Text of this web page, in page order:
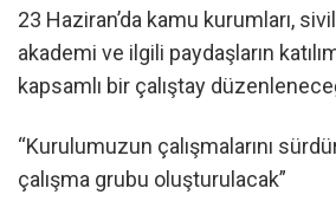
23 Haziran’da kamu kurumları,
akademi ve ilgili paydaşların
kapsamlı bir çalıştay
“Kurulumuzun çalışmalarını
çalışma grubu oluşturulacak”